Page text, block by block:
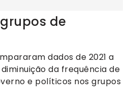
de
dados de 2021 a
da frequência de
e políticos nos grupos